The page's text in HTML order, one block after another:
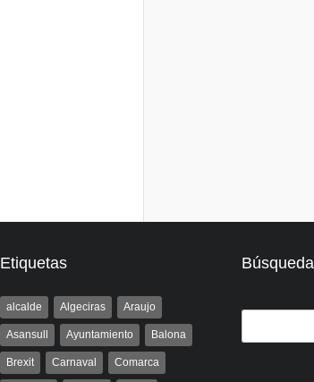
Etiquetas
alcalde Algeciras Araujo
Asansull Ayuntamiento Balona
Brexit Carnaval Comarca
Búsqueda